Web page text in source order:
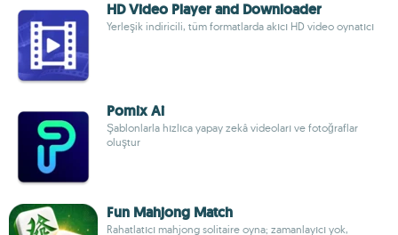
HD Video Player and Downloader
Yerleşik indiricili, tüm formatlarda akıcı HD video oynatıcı
Pomix Ai
Şablonlarla hızlıca yapay zekâ videoları ve fotoğraflar
oluştur
Fun Mahjong Match
Rahatlatıcı mahjong solitaire oyna; zamanlayıcı yok,